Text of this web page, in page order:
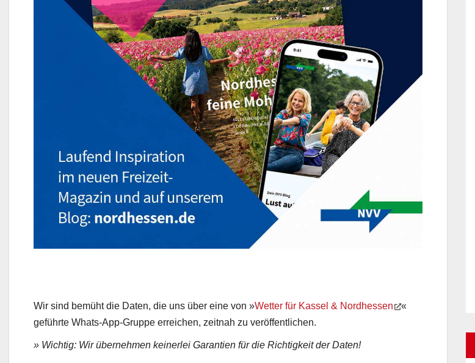
Wir sind bemüht die Daten, die uns über eine von » Wetter für Kassel & Nordhessen
«
geführte Whats-App-Gruppe erreichen, zeitnah zu veröffentlichen.
» Wichtig: Wir übernehmen keinerlei Garantien für die Richtigkeit der Daten!